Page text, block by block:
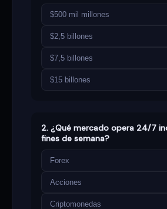
$500 mil millones
$2,5 billones
$7,5 billones
$15 billones
2. ¿Qué mercado opera 24/7
fines de semana?
Forex
Acciones
Criptomonedas